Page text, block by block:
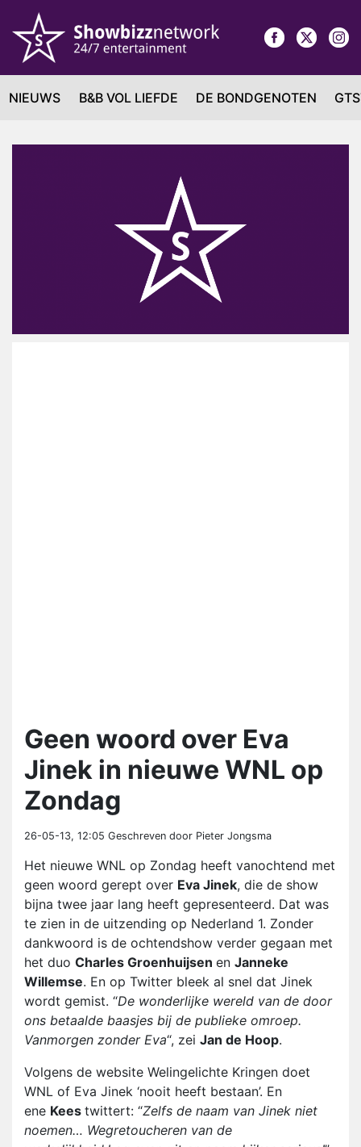
NIEUWS B&B VOL LIEFDE DE BONDGENOTEN
Geen woord over Eva
Jinek in nieuwe WNL op
Zondag
26-05-13, 12:05 Geschreven door Pieter Jongsma
Het nieuwe WNL op Zondag heeft vanochtend met
geen woord gerept over Eva Jinek, die de show
bijna twee jaar lang heeft gepresenteerd. Dat was
te zien in de uitzending op Nederland 1. Zonder
dankwoord is de ochtendshow verder gegaan met
het duo Charles Groenhuijsen en Janneke
Willemse. En op Twitter bleek al snel dat Jinek
wordt gemist. “De wonderlijke wereld van de door
ons betaalde baasjes bij de publieke omroep.
Vanmorgen zonder Eva“, zei Jan de Hoop.
Volgens de website Welingelichte Kringen doet
WNL of Eva Jinek ‘nooit heeft bestaan’. En
ene Kees twittert: “Zelfs de naam van Jinek niet
noemen… Wegretoucheren van de